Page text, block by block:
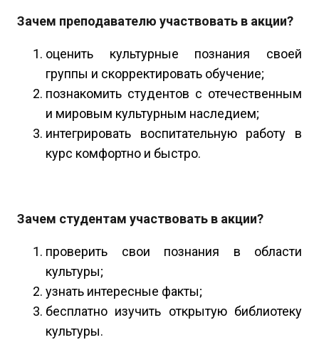
Зачем преподавателю участвовать в акции?
оценить культурные познания своей
группы и скорректировать обучение;
познакомить студентов с отечественным
и мировым культурным наследием;
интегрировать воспитательную работу в
курс комфортно и быстро.
Зачем студентам участвовать в акции?
проверить свои познания в области
культуры;
узнать интересные факты;
бесплатно изучить открытую библиотеку
культуры.